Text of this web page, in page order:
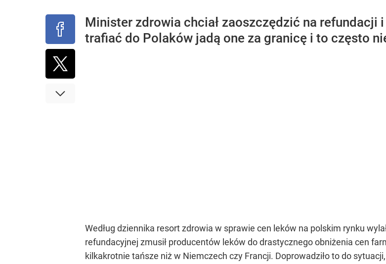
Minister zdrowia chciał zaoszczędzić na refundacji
trafiać do Polaków jadą one za granicę i to często
Według dziennika resort zdrowia w sprawie cen leków na polskim rynku
refundacyjnej zmusił producentów leków do drastycznego obniżenia cen
kilkakrotnie tańsze niż w Niemczech czy Francji. Doprowadziło to do